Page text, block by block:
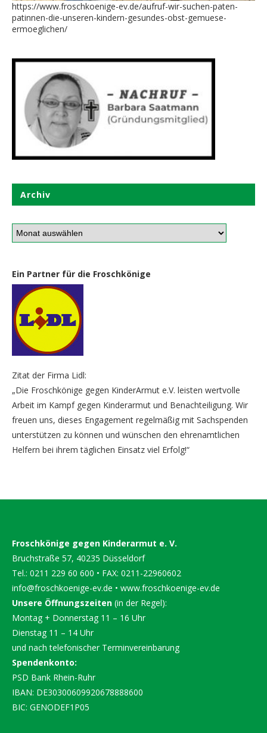
https://www.froschkoenige-ev.de/aufruf-wir-suchen-paten-
patinnen-die-unseren-kindern-gesundes-obst-gemuese-
ermoeglichen/
Archiv
Ein Partner für die Froschkönige
Zitat der Firma Lidl:
„Die Froschkönige gegen KinderArmut e.V. leisten wertvolle
Arbeit im Kampf gegen Kinderarmut und Benachteiligung. Wir
freuen uns, dieses Engagement regelmäßig mit Sachspenden
unterstützen zu können und wünschen den ehrenamtlichen
Helfern bei ihrem täglichen Einsatz viel Erfolg!“
Froschkönige gegen Kinderarmut e. V.
Bruchstraße 57, 40235 Düsseldorf
Tel.: 0211 229 60 600 • FAX: 0211-22960602
info@froschkoenige-ev.de • www.froschkoenige-ev.de
Unsere Öffnungszeiten (in der Regel):
Montag + Donnerstag 11 – 16 Uhr
Dienstag 11 – 14 Uhr
und nach telefonischer Terminvereinbarung
Spendenkonto:
PSD Bank Rhein-Ruhr
IBAN: DE30300609920678888600
BIC: GENODEF1P05